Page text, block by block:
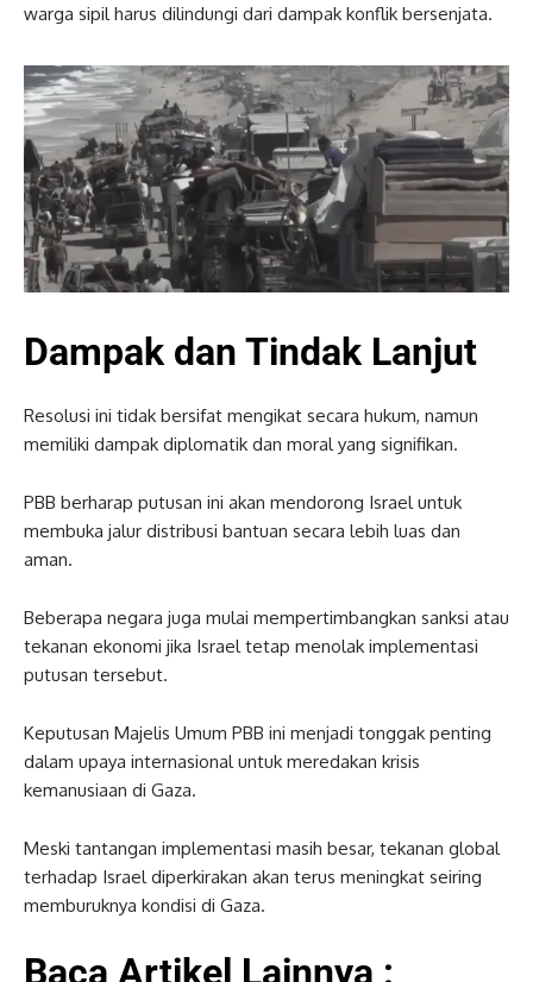
warga sipil harus dilindungi dari dampak konflik bersenjata.
Dampak dan Tindak Lanjut
Resolusi ini tidak bersifat mengikat secara hukum, namun
memiliki dampak diplomatik dan moral yang signifikan.
PBB berharap putusan ini akan mendorong Israel untuk
membuka jalur distribusi bantuan secara lebih luas dan
aman.
Beberapa negara juga mulai mempertimbangkan sanksi atau
tekanan ekonomi jika Israel tetap menolak implementasi
putusan tersebut.
Keputusan Majelis Umum PBB ini menjadi tonggak penting
dalam upaya internasional untuk meredakan krisis
kemanusiaan di Gaza.
Meski tantangan implementasi masih besar, tekanan global
terhadap Israel diperkirakan akan terus meningkat seiring
memburuknya kondisi di Gaza.
Baca Artikel Lainnya :